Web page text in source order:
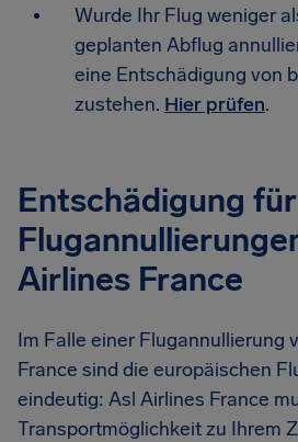
Wurde Ihr Flug weniger
geplanten Abflug
eine Entschädigung von
zustehen. Hier prüfen.
Entschädigung für
Airlines France
Im Falle einer Flugannullierung
France sind die europäischen
eindeutig: Asl Airlines France
Transportmöglichkeit zu Ihrem